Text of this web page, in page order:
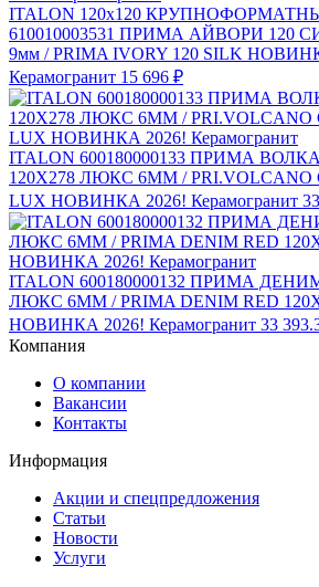
ITALON 120x120
610010003531 ПРИМА АЙВОРИ 120
9мм / PRIMA IVORY 120 SILK
Керамогранит 15 696 ₽
ITALON 600180000133 ПРИМА
120X278 ЛЮКС 6ММ / PRI.VOLCANO
LUX НОВИНКА 2026! Керамогранит
ITALON 600180000132 ПРИМА
ЛЮКС 6ММ / PRIMA DENIM RED
НОВИНКА 2026! Керамогранит 33
Компания
О компании
Вакансии
Контакты
Информация
Акции и спецпредложения
Статьи
Новости
Услуги